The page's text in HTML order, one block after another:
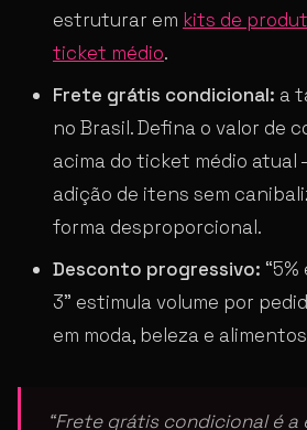
estruturar em kits de
ticket médio.
Frete grátis condicional: a
no Brasil. Defina o valor de
acima do ticket médio
adição de itens sem
forma desproporcional.
Desconto progressivo:
3” estimula volume por
em moda, beleza e
“Frete grátis condicional é